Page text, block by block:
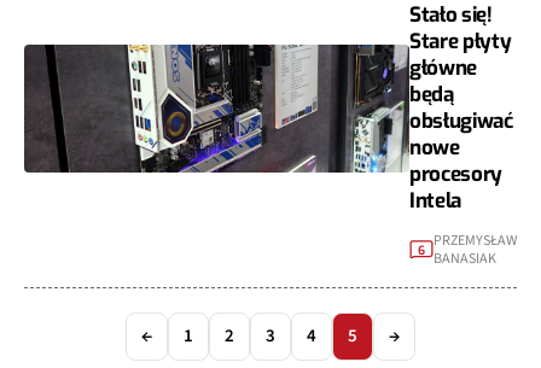
Stało się!
Stare płyty
główne
będą
obsługiwać
nowe
procesory
Intela
6
PRZEMYSŁAW
BANASIAK
← 1 2 3 4 5 →